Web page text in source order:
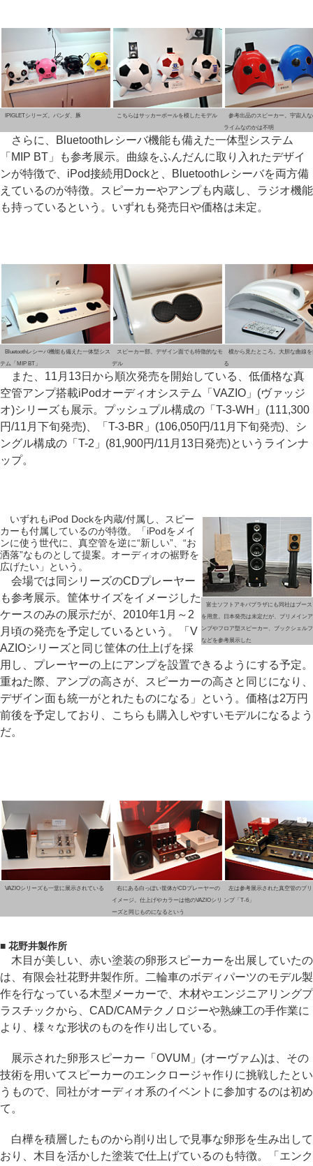
IPIGLETシリーズ。パンダ、豚 こちらはサッカーボールを模したモデル
参考出品のスピーカー。宇宙人
ライムなのかは不明
さらに、Bluetoothレシーバ機能も備えた一体型システム
「MIP BT」も参考展示。曲線をふんだんに取り入れたデザイ
ンが特徴で、iPod接続用Dockと、Bluetoothレシーバを両方備
えているのが特徴。スピーカーやアンプも内蔵し、ラジオ機能
も持っているという。いずれも発売日や価格は未定。
Bluetoothレシーバ機能も備えた一体型シス
テム「MIP BT」
スピーカー部。デザイン面でも特徴的なモ
デル
横から見たところ。大胆な曲線
る
また、11月13日から順次発売を開始している、低価格な真
空管アンプ搭載iPodオーディオシステム「VAZIO」(ヴァッジ
オ)シリーズも展示。プッシュプル構成の「T-3-WH」(111,300
円/11月下旬発売)、「T-3-BR」(106,050円/11月下旬発売)、シ
ングル構成の「T-2」(81,900円/11月13日発売)というラインナ
ップ。
富士ソフトアキバプラザにも同社はブース
を用意。日本発売は未定だが、プリメインア
ンプやフロア型スピーカー、ブックシェルフ
などを参考展示した
いずれもiPod Dockを内蔵/付属し、スピー
カーも付属しているのが特徴。「iPodをメイ
ンに使う世代に、真空管を逆に“新しい”、“お
洒落”なものとして提案。オーディオの裾野を
広げたい」という。
会場では同シリーズのCDプレーヤー
も参考展示。筐体サイズをイメージした
ケースのみの展示だが、2010年1月～2
月頃の発売を予定しているという。「V
AZIOシリーズと同じ筐体の仕上げを採
用し、プレーヤーの上にアンプを設置できるようにする予定。
重ねた際、アンプの高さが、スピーカーの高さと同じになり、
デザイン面も統一がとれたものになる」という。価格は2万円
前後を予定しており、こちらも購入しやすいモデルになるよう
だ。
VAZIOシリーズも一堂に展示されている
右にある白っぽい筐体がCDプレーヤーの
イメージ。仕上げやカラーは他のVAZIOシリ
ーズと同じものになるという
左は参考展示された真空管のプ
ンプ「T-6」
■ 花野井製作所
木目が美しい、赤い塗装の卵形スピーカーを出展していたの
は、有限会社花野井製作所。二輪車のボディパーツのモデル製
作を行なっている木型メーカーで、木材やエンジニアリングプ
ラスチックから、CAD/CAMテクノロジーや熟練工の手作業に
より、様々な形状のものを作り出している。
展示された卵形スピーカー「OVUM」(オーヴァム)は、その
技術を用いてスピーカーのエンクロージャ作りに挑戦したとい
うもので、同社がオーディオ系のイベントに参加するのは初め
て。
白樺を積層したものから削り出しで見事な卵形を生み出して
おり、木目を活かした塗装で仕上げているのも特徴。「エンク